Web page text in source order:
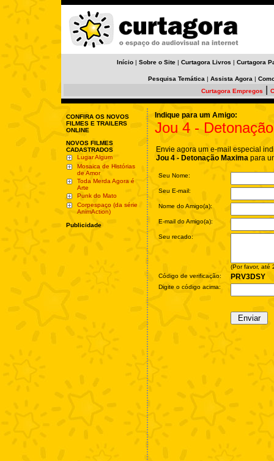
Início | Sobre o Site | Curtagora Livros | Curtagora
Pesquisa Temática | Assista Agora |
Curtagora Empregos
CONFIRA OS NOVOS
FILMES E TRAILERS
ONLINE
NOVOS FILMES
CADASTRADOS
Lugar Algum
Mosaica de Histórias
de Amor
Toda Merda Agora é
Arte
Punk do Mato
Corpespaço (da série
AnimAction)
Publicidade
Indique para um Amigo:
Jou 4 -
Envie agora um e-mail especial
Jou 4 - Detonação Maxima para
Seu Nome:
Seu E-mail:
Nome do Amigo(a):
E-mail do Amigo(a):
Seu recado:
(Por favor, até
Código de verificação:
PRV3DSY
Digite o código acima: